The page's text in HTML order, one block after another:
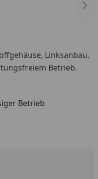
Linksanbau,
Betrieb.
Betrieb